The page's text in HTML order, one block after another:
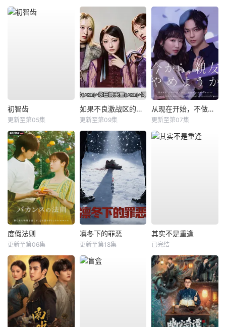
初智齿
更新至第05集
如果不良激战区的四天王转生成了偶像团体？
更新至第09集
从现在开始，不做朋友了吧。
更新至第07集
度假法则
更新至第06集
凛冬下的罪恶
更新至第18集
其实不是重逢
已完结